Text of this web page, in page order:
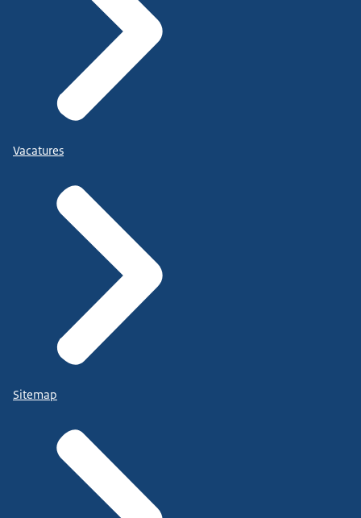
Vacatures
Sitemap